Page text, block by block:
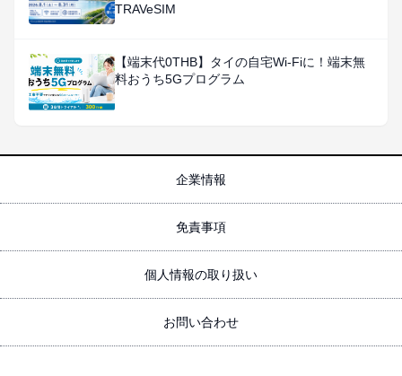
TRAVeSIM
【端末代0THB】タイの自宅Wi-Fiに！端末無
料おうち5Gプログラム
企業情報
免責事項
個人情報の取り扱い
お問い合わせ